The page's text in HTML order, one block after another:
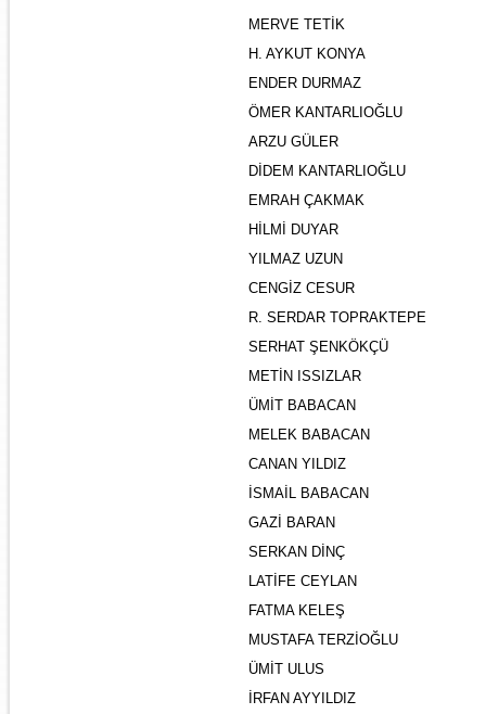
MERVE TETİK
H. AYKUT KONYA
ENDER DURMAZ
ÖMER KANTARLIOĞLU
ARZU GÜLER
DİDEM KANTARLIOĞLU
EMRAH ÇAKMAK
HİLMİ DUYAR
YILMAZ UZUN
CENGİZ CESUR
R. SERDAR TOPRAKTEPE
SERHAT ŞENKÖKÇÜ
METİN ISSIZLAR
ÜMİT BABACAN
MELEK BABACAN
CANAN YILDIZ
İSMAİL BABACAN
GAZİ BARAN
SERKAN DİNÇ
LATİFE CEYLAN
FATMA KELEŞ
MUSTAFA TERZİOĞLU
ÜMİT ULUS
İRFAN AYYILDIZ